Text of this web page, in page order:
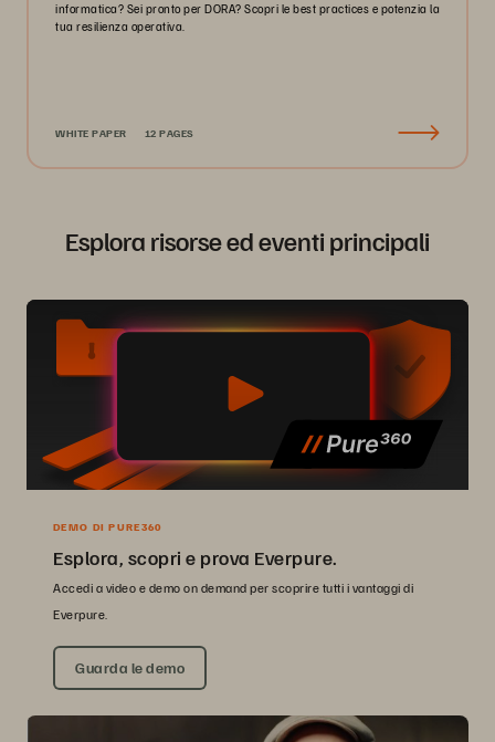
informatica? Sei pronto per DORA? Scopri le best practices e potenzia la
tua resilienza operativa.
WHITE PAPER 12 PAGES
Esplora risorse ed eventi principali
DEMO DI PURE360
Esplora, scopri e prova Everpure.
Accedi a video e demo on demand per scoprire tutti i vantaggi di
Everpure.
Guarda le demo